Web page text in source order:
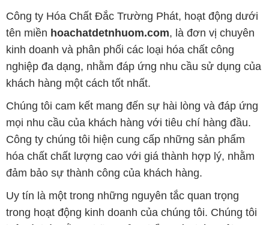
khách hàng một cách tốt nhất.
Chúng tôi cam kết mang đến sự hài lòng và đáp ứng
mọi nhu cầu của khách hàng với tiêu chí hàng đầu.
Công ty chúng tôi hiện cung cấp những sản phẩm
hóa chất chất lượng cao với giá thành hợp lý, nhằm
đảm bảo sự thành công của khách hàng.
Uy tín là một trong những nguyên tắc quan trọng
trong hoạt động kinh doanh của chúng tôi. Chúng tôi
luôn ý thức rằng những sản phẩm mà chúng tôi cung
cấp cần phải đáp ứng tiêu chuẩn chất lượng cao, làm
hài lòng đối tác. Đồng thời, chúng tôi cố gắng duy trì
mức giá hợp lý, tạo điều kiện phát triển và sự tồn tại